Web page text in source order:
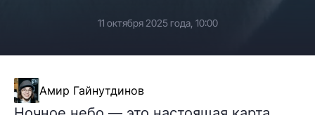
11 октября 2025 года, 10:00
Амир Гайнутдинов